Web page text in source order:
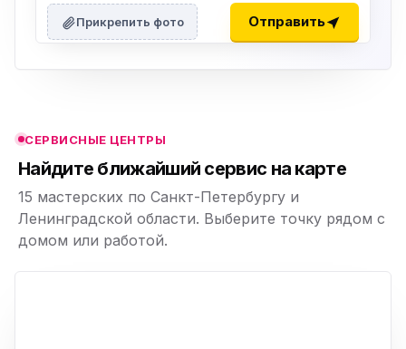
Прикрепить фото Отправить
СЕРВИСНЫЕ ЦЕНТРЫ
Найдите ближайший сервис на карте
15 мастерских по Санкт-Петербургу и
Ленинградской области. Выберите точку рядом с
домом или работой.
ю